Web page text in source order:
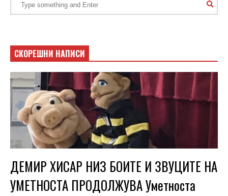
СКОРЕШНИ НАПИСИ
ДЕМИР ХИСАР НИЗ БОИТЕ И ЗВУЦИТЕ НА
УМЕТНОСТА ПРОДОЛЖУВА Уметноста